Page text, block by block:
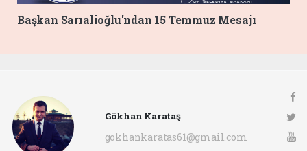
Başkan Sarıalioğlu'ndan 15 Temmuz Mesajı
Gökhan Karataş
gokhankaratas61@gmail.com